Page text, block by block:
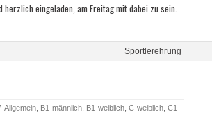
eingeladen, am Freitag mit dabei zu sein.
Allgemein B1-männlich B1-weiblich C-weiblich C1-